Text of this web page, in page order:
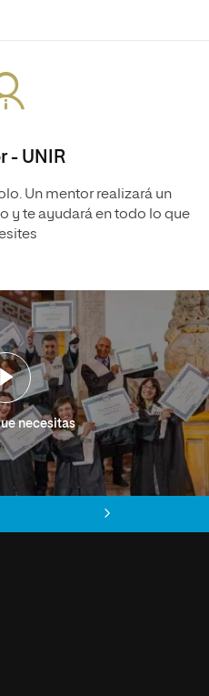
- UNIR
Un mentor realizará un
y te ayudará en todo lo que
necesitas